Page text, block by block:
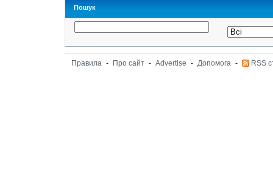
Пошук
Правила - Про сайт - Advertise - Допомога - RSS